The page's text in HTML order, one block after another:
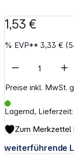
1,53 €
% EVP**3,33 €
Preise inkl. MwSt.
Lagernd,
Artikel
Zum Merkzettel
weiterführende